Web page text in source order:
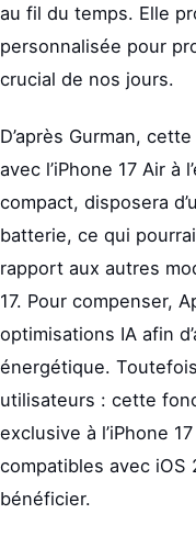
au fil du temps. Elle
personnalisée pour
crucial de nos jours.
D’après Gurman,
avec l’iPhone 17 Air à
compact, disposera
batterie, ce qui
rapport aux autres
17. Pour compenser,
optimisations IA afin
énergétique.
utilisateurs : cette
exclusive à l’iPhone
compatibles avec iOS
bénéficier.